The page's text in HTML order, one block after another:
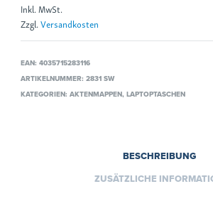
Inkl. MwSt.
Zzgl.Versandkosten
EAN: 4035715283116
ARTIKELNUMMER: 2831 SW
KATEGORIEN: AKTENMAPPEN, LAPTOPTASCHEN
BESCHREIBUNG
ZUSÄTZLICHE